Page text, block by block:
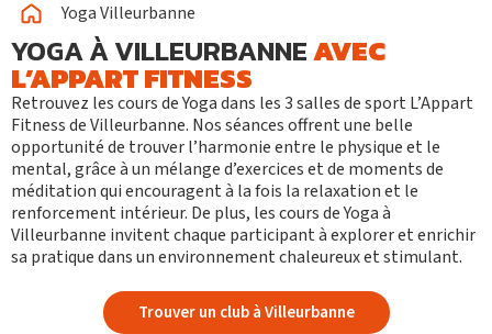
Yoga Villeurbanne
YOGA À VILLEURBANNEAVEC
L’APPART FITNESS
Retrouvez les cours de Yogadans les 3 salles de sport L’Appart
Fitness de Villeurbanne. Nos séances offrent une belle
opportunité de trouver l’harmonie entre le physique et le
mental, grâce à un mélange d’exercices et de moments de
méditation qui encouragent à la fois la relaxation et le
renforcement intérieur. De plus, les cours de Yoga à
Villeurbanne invitent chaque participant à explorer et enrichir
sa pratique dans un environnement chaleureux et stimulant.
Trouver un club à Villeurbanne